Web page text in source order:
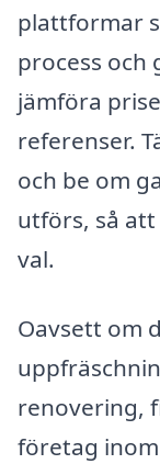
plattformar
process och
jämföra
referenser.
och be om
utförs, så
val.
Oavsett om
renovering,
företag